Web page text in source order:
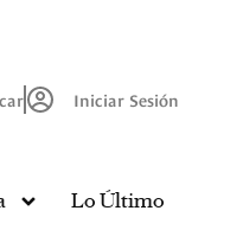
Iniciar Sesión
Lo Último